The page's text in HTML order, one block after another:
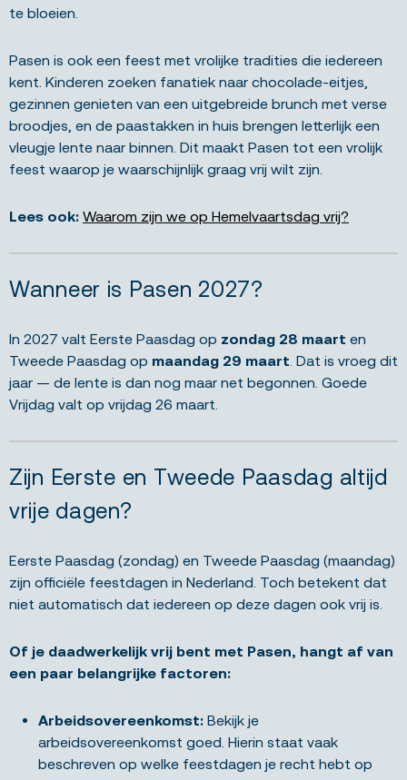
te bloeien.
Pasen is ook een feest met vrolijke tradities die iedereen
kent. Kinderen zoeken fanatiek naar chocolade-eitjes,
gezinnen genieten van een uitgebreide brunch met verse
broodjes, en de paastakken in huis brengen letterlijk een
vleugje lente naar binnen. Dit maakt Pasen tot een vrolijk
feest waarop je waarschijnlijk graag vrij wilt zijn.
Lees ook: Waarom zijn we op Hemelvaartsdag vrij?
Wanneer is Pasen 2027?
In 2027 valt Eerste Paasdag op zondag 28 maart en
Tweede Paasdag op maandag 29 maart . Dat is vroeg dit
jaar — de lente is dan nog maar net begonnen. Goede
Vrijdag valt op vrijdag 26 maart.
Zijn Eerste en Tweede Paasdag altijd
vrije dagen?
Eerste Paasdag (zondag) en Tweede Paasdag (maandag)
zijn officiële feestdagen in Nederland. Toch betekent dat
niet automatisch dat iedereen op deze dagen ook vrij is.
Of je daadwerkelijk vrij bent met Pasen, hangt af van
een paar belangrijke factoren:
Arbeidsovereenkomst: Bekijk je
arbeidsovereenkomst goed. Hierin staat vaak
beschreven op welke feestdagen je recht hebt op